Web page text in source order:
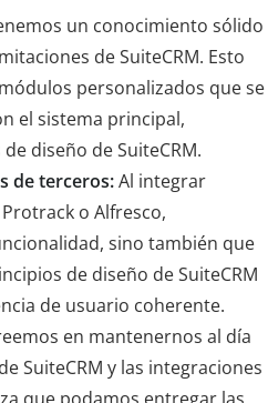
un conocimiento sólido
de SuiteCRM. Esto
personalizados que se
el sistema principal,
diseño de SuiteCRM.
de terceros:Al integrar
o Alfresco,
sino también que
de diseño de SuiteCRM
de usuario coherente.
en mantenernos al día
SuiteCRM y las integraciones